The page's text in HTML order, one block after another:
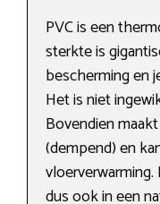
PVC is een
sterkte is
bescherming en
Het is niet
Bovendien
(dempend) en
dus ook in een